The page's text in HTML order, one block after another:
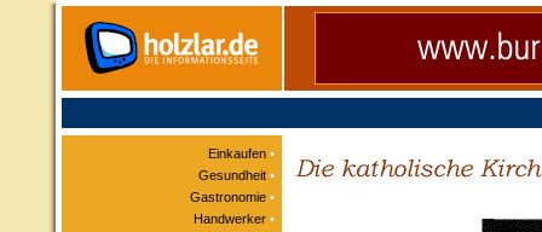
Einkaufen •
Gesundheit •
Gastronomie •
Handwerker •